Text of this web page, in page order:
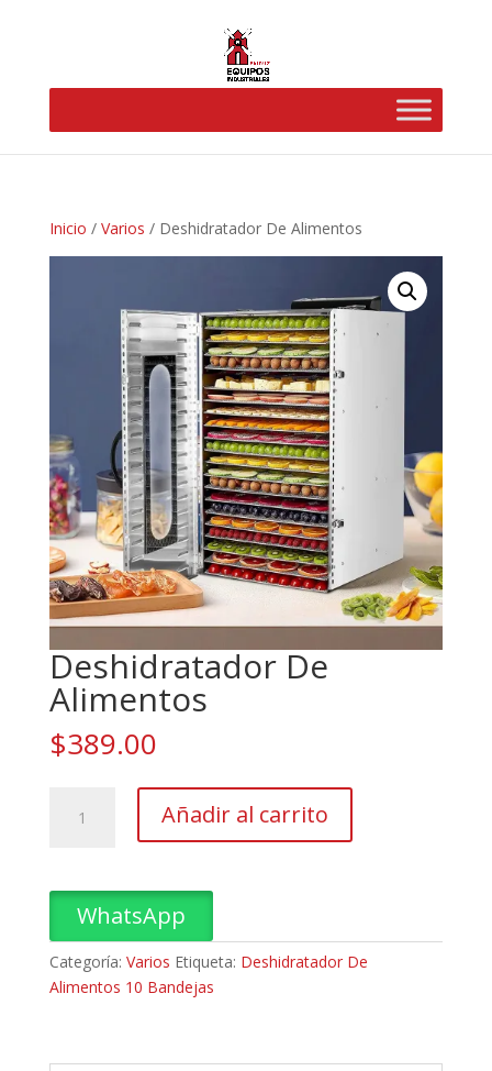
Inicio / Varios / Deshidratador De Alimentos
Deshidratador De
Alimentos
$389.00
Añadir al carrito
WhatsApp
Categoría: Varios Etiqueta: Deshidratador De
Alimentos 10 Bandejas